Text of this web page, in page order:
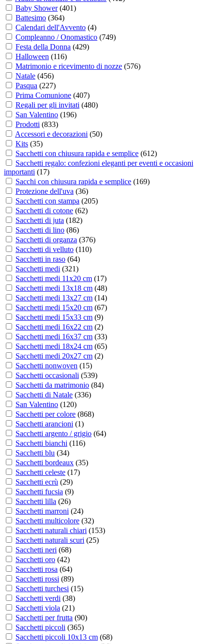
Baby Shower (401)
Battesimo (364)
Calendari dell'Avvento (4)
Compleanno / Onomastico (749)
Festa della Donna (429)
Halloween (116)
Matrimonio e ricevimento di nozze (576)
Natale (456)
Pasqua (227)
Prima Comunione (407)
Regali per gli invitati (480)
San Valentino (196)
Prodotti (833)
Accessori e decorazioni (50)
Kits (35)
Sacchetti con chiusura rapida e semplice (612)
Sacchetti regalo: confezioni eleganti per eventi e occasioni
importanti (17)
Sacchi con chiusura rapida e semplice (169)
Protezione dell'uva (36)
Sacchetti con stampa (205)
Sacchetti di cotone (62)
Sacchetti di juta (182)
Sacchetti di lino (86)
Sacchetti di organza (376)
Sacchetti di velluto (110)
Sacchetti in raso (64)
Sacchetti medi (321)
Sacchetti medi 11x20 cm (17)
Sacchetti medi 13x18 cm (48)
Sacchetti medi 13x27 cm (14)
Sacchetti medi 15x20 cm (67)
Sacchetti medi 15x33 cm (9)
Sacchetti medi 16x22 cm (2)
Sacchetti medi 16x37 cm (33)
Sacchetti medi 18x24 cm (65)
Sacchetti medi 20x27 cm (2)
Sacchetti nonwoven (15)
Sacchetti occasionali (539)
Sacchetti da matrimonio (84)
Sacchetti di Natale (336)
San Valentino (120)
Sacchetti per colore (868)
Sacchetti arancioni (1)
Sacchetti argento / grigio (64)
Sacchetti bianchi (116)
Sacchetti blu (34)
Sacchetti bordeaux (35)
Sacchetti celeste (17)
Sacchetti ecrù (29)
Sacchetti fucsia (9)
Sacchetti lilla (26)
Sacchetti marroni (24)
Sacchetti multicolore (32)
Sacchetti naturali chiari (153)
Sacchetti naturali scuri (25)
Sacchetti neri (68)
Sacchetti oro (42)
Sacchetti rosa (64)
Sacchetti rossi (89)
Sacchetti turchesi (15)
Sacchetti verdi (38)
Sacchetti viola (21)
Sacchetti per frutta (90)
Sacchetti piccoli (365)
Sacchetti piccoli 10x13 cm (68)